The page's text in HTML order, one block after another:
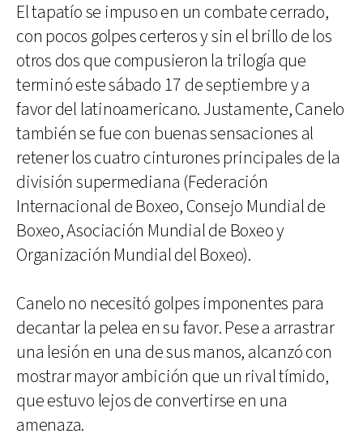
El tapatío se impuso en un combate cerrado,
con pocos golpes certeros y sin el brillo de los
otros dos que compusieron la trilogía que
terminó este sábado 17 de septiembre y a
favor del latinoamericano. Justamente, Canelo
también se fue con buenas sensaciones al
retener los cuatro cinturones principales de la
división supermediana (Federación
Internacional de Boxeo, Consejo Mundial de
Boxeo, Asociación Mundial de Boxeo y
Organización Mundial del Boxeo).
Canelo no necesitó golpes imponentes para
decantar la pelea en su favor. Pese a arrastrar
una lesión en una de sus manos, alcanzó con
mostrar mayor ambición que un rival tímido,
que estuvo lejos de convertirse en una
amenaza.